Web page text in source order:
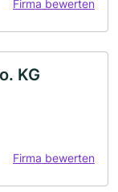
Firma bewerten
KG
Firma bewerten